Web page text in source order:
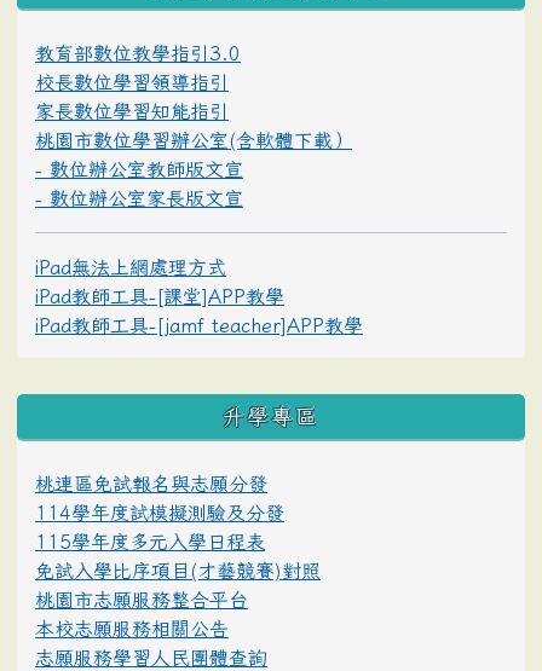
教育部數位教學指引3.0
校長數位學習領導指引
家長數位學習知能指引
桃園市數位學習辦公室(含軟體下載）
- 數位辦公室教師版文宣
- 數位辦公室家長版文宣
iPad無法上網處理方式
iPad教師工具-[課堂]APP教學
iPad教師工具-[jamf teacher]APP教學
升學專區
桃連區免試報名與志願分發
114學年度試模擬測驗及分發
115學年度多元入學日程表
免試入學比序項目(才藝競賽)對照
桃園市志願服務整合平台
本校志願服務相關公告
志願服務學習人民團體查詢